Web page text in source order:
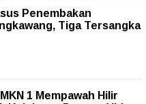
Penembakan
Tiga Tersangka
1 Mempawah Hilir